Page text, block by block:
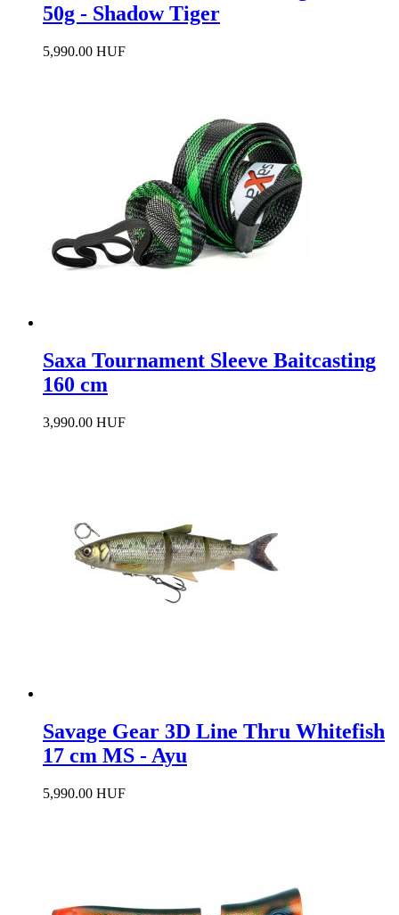
50g - Shadow Tiger
5,990.00 HUF
Saxa Tournament Sleeve Baitcasting
160 cm
3,990.00 HUF
Savage Gear 3D Line Thru Whitefish
17 cm MS - Ayu
5,990.00 HUF